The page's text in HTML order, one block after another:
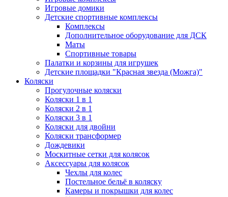
Игровые домики
Детские спортивные комплексы
Комплексы
Дополнительное оборудование для ДСК
Маты
Спортивные товары
Палатки и корзины для игрушек
Детские площадки "Красная звезда (Можга)"
Коляски
Прогулочные коляски
Коляски 1 в 1
Коляски 2 в 1
Коляски 3 в 1
Коляски для двойни
Коляски трансформер
Дождевики
Москитные сетки для колясок
Аксессуары для колясок
Чехлы для колес
Постельное бельё в коляску
Камеры и покрышки для колес